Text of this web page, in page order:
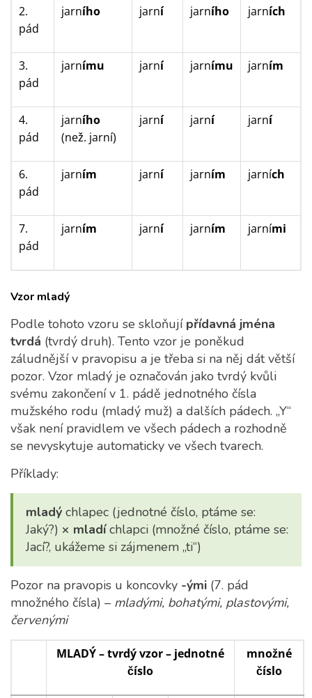
2.
pád
jarního jarní jarního jarních
3.
pád
jarnímu jarní jarnímu jarním
4.
pád
jarního
(než. jarní)
jarní jarní jarní
6.
pád
jarním jarní jarním jarních
7.
pád
jarním jarní jarním jarními
Vzor mladý
Podle tohoto vzoru se skloňují přídavná jména
tvrdá (tvrdý druh). Tento vzor je poněkud
záludnější v pravopisu a je třeba si na něj dát větší
pozor. Vzor mladý je označován jako tvrdý kvůli
svému zakončení v 1. pádě jednotného čísla
mužského rodu (mladý muž) a dalších pádech. „Y“
však není pravidlem ve všech pádech a rozhodně
se nevyskytuje automaticky ve všech tvarech.
Příklady:
mladý chlapec (jednotné číslo, ptáme se:
Jaký?) × mladíchlapci (množné číslo, ptáme se:
Jací?, ukážeme si zájmenem „ti“)
Pozor na pravopis u koncovky -ými (7. pád
množného čísla) – mladými, bohatými, plastovými,
červenými
MLADÝ – tvrdý vzor – jednotné
číslo
množné
číslo